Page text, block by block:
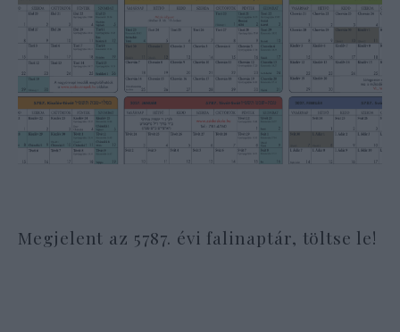
Megjelent az 5787. évi falinaptár, töltse le!